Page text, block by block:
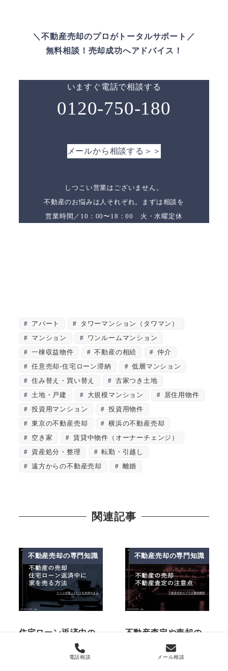
＼不動産売却のプロがトータルサポート／
無料相談！売却成功へアドバイス！
いますぐ電話で相談する
0120-750-180
メールから相談する＞＞
しつこい営業はございません。
不動産のお悩みは人それぞれ。まずは相談を
営業時間／10：00〜18：00 火・水曜定休
アパート
タワーマンション（タワマン）
マンション
ワンルームマンション
一棟収益物件
不動産の相続
仲介
任意売却-住宅ローン滞納
低層マンション
住み替え・買い替え
古家つき土地
土地・戸建
大規模マンション
居住用物件
投資用マンション
投資用物件
東京の不動産売却
横浜の不動産売却
空き家
賃貸中物件（オーナーチェンジ）
資産処分・整理
転勤・引越し
遠方からの不動産売却
離婚
関連記事
不動産売却の専門知識
住宅ローン返済中の
戸建・マンションを
不動産売却の専門知識
不動産査定や売却の
相談をするときの注
意点ワースト6
電話相談 メール相談